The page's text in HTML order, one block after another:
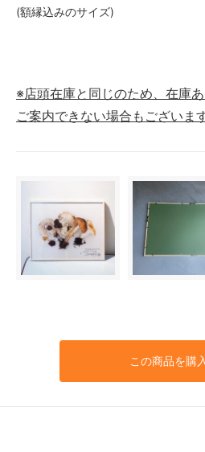
(額縁込みのサイズ)
※店頭在庫と同じのため、在庫
ご案内できない場合もございます
この商品を購